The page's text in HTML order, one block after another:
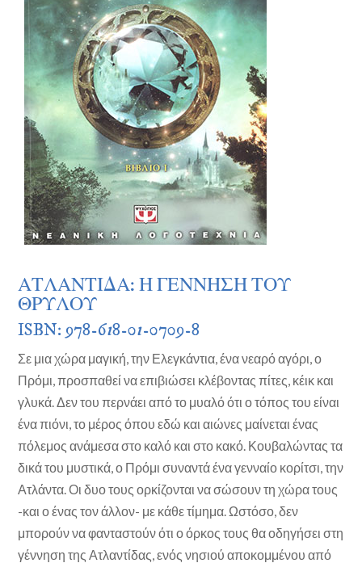
ΑΤΛΑΝΤΙΔΑ: Η ΓΕΝΝΗΣΗ ΤΟΥ
ΘΡΥΛΟΥ
ISBN: 978-618-01-0709-8
Σε μια χώρα μαγική, την Ελεγκάντια, ένα νεαρό αγόρι, ο
Πρόμι, προσπαθεί να επιβιώσει κλέβοντας πίτες, κέικ και
γλυκά. Δεν του περνάει από το μυαλό ότι ο τόπος του είναι
ένα πιόνι, το μέρος όπου εδώ και αιώνες μαίνεται ένας
πόλεμος ανάμεσα στο καλό και στο κακό. Κουβαλώντας τα
δικά του μυστικά, ο Πρόμι συναντά ένα γενναίο κορίτσι, την
Ατλάντα. Οι δυο τους ορκίζονται να σώσουν τη χώρα τους
-και ο ένας τον άλλον- με κάθε τίμημα. Ωστόσο, δεν
μπορούν να φανταστούν ότι ο όρκος τους θα οδηγήσει στη
γέννηση της Ατλαντίδας, ενός νησιού αποκομμένου από